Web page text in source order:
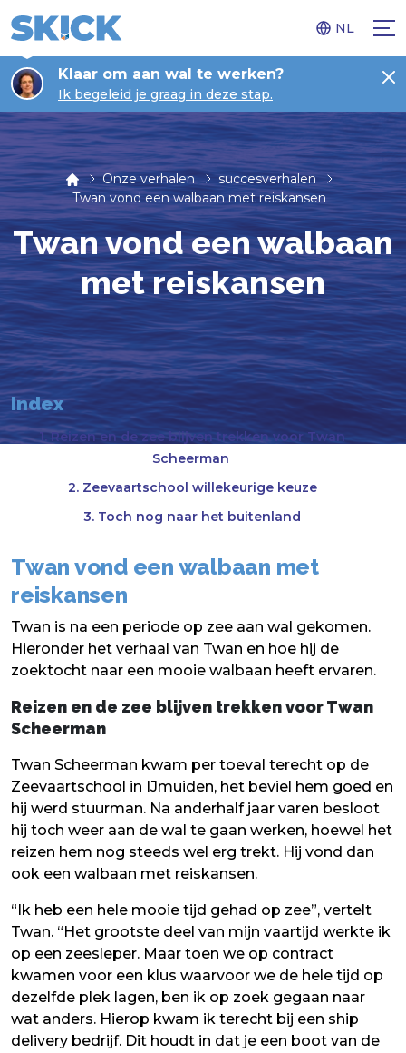
NL
Klaar om aan wal te werken?
Ik begeleid je graag in deze stap.
Onze verhalen
succesverhalen
Twan vond een walbaan met reiskansen
Twan vond een walbaan
met reiskansen
Index
1. Reizen en de zee blijven trekken voor Twan
Scheerman
2. Zeevaartschool willekeurige keuze
3. Toch nog naar het buitenland
Twan vond een walbaan met
reiskansen
Twan is na een periode op zee aan wal gekomen.
Hieronder het verhaal van Twan en hoe hij de
zoektocht naar een mooie walbaan heeft ervaren.
Reizen en de zee blijven trekken voor Twan
Scheerman
Twan Scheerman kwam per toeval terecht op de
Zeevaartschool in IJmuiden, het beviel hem goed en
hij werd stuurman. Na anderhalf jaar varen besloot
hij toch weer aan de wal te gaan werken, hoewel het
reizen hem nog steeds wel erg trekt. Hij vond dan
ook een walbaan met reiskansen.
“Ik heb een hele mooie tijd gehad op zee”, vertelt
Twan. “Het grootste deel van mijn vaartijd werkte ik
op een zeesleper. Maar toen we op contract
kwamen voor een klus waarvoor we de hele tijd op
dezelfde plek lagen, ben ik op zoek gegaan naar
wat anders. Hierop kwam ik terecht bij een ship
delivery bedrijf. Dit houdt in dat je een boot van de